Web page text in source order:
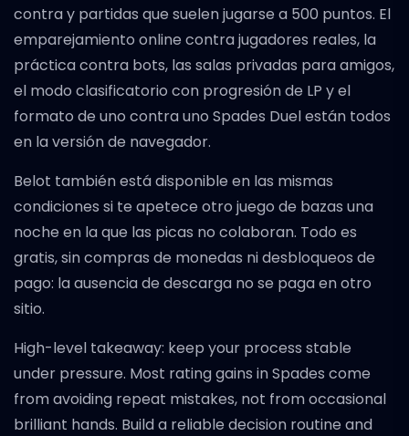
contra y partidas que suelen jugarse a 500 puntos. El
emparejamiento online contra jugadores reales, la
práctica contra bots, las salas privadas para amigos,
el modo clasificatorio con progresión de LP y el
formato de uno contra uno Spades Duel están todos
en la versión de navegador.
Belot también está disponible en las mismas
condiciones si te apetece otro juego de bazas una
noche en la que las picas no colaboran. Todo es
gratis, sin compras de monedas ni desbloqueos de
pago: la ausencia de descarga no se paga en otro
sitio.
High-level takeaway: keep your process stable
under pressure. Most rating gains in Spades come
from avoiding repeat mistakes, not from occasional
brilliant hands. Build a reliable decision routine and